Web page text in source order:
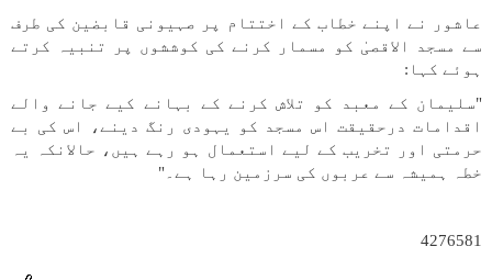
عاشور نے اپنے خطاب کے اختتام پر صہیونی قابضین کی طرف
سے مسجد الاقصیٰ کو مسمار کرنے کی کوششوں پر تنبیہ کرتے
ہوئے کہا:
"سلیمان کے معبد کو تلاش کرنے کے بہانے کیے جانے والے
اقدامات درحقیقت اس مسجد کو یہودی رنگ دینے، اس کی بے
حرمتی اور تخریب کے لیے استعمال ہو رہے ہیں، حالانکہ یہ
خطہ ہمیشہ سے عربوں کی سرزمین رہا ہے۔"
4276581